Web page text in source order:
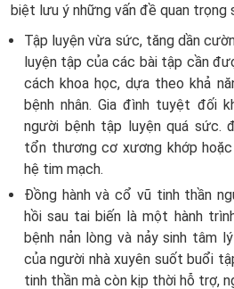
biệt lưu ý những vấn đề quan trọng
Tập luyện vừa sức, tăng dần
luyện tập của các bài tập cần
cách khoa học, dựa theo khả
bệnh nhân. Gia đình tuyệt đối
người bệnh tập luyện quá sức.
tổn thương cơ xương khớp
hệ tim mạch.
Đồng hành và cổ vũ tinh thần
hồi sau tai biến là một hành
bệnh nản lòng và nảy sinh tâm
của người nhà xuyên suốt buổi
tinh thần mà còn kịp thời hỗ trợ,